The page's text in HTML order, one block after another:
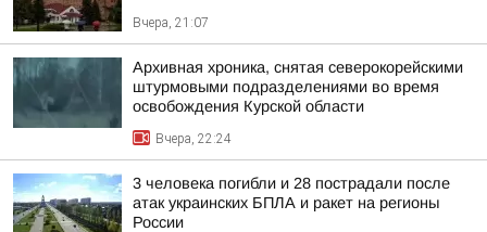
Вчера, 21:07
Архивная хроника, снятая северокорейскими
штурмовыми подразделениями во время
освобождения Курской области
Вчера, 22:24
3 человека погибли и 28 пострадали после
атак украинских БПЛА и ракет на регионы
России